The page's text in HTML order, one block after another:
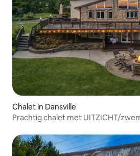
Chalet in Dansville
Prachtig chalet met UITZICHT/